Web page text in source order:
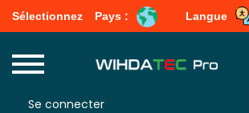
Sélectionnez Pays : Langue
Se connecter